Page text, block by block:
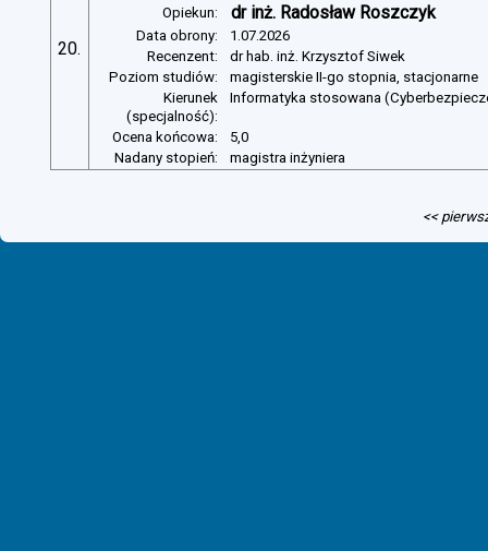
20.
Opiekun: dr inż. Radosław Roszczyk
Data obrony:
1.07.2026
Recenzent:
dr hab. inż. Krzysztof Siwek
Poziom studiów:
magisterskie II-go stopnia, stacjonarne
Kierunek
(specjalność):
Informatyka stosowana
Ocena końcowa:
5,0
Nadany stopień:
magistra inżyniera
<<